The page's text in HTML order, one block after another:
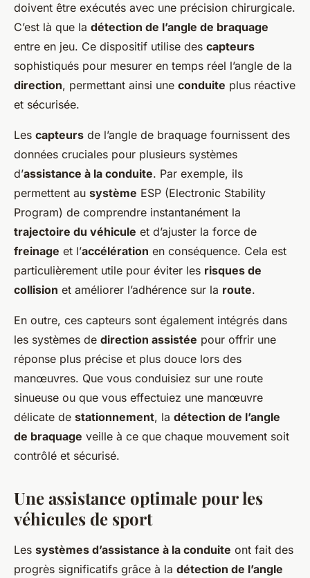
doivent être exécutés avec une précision chirurgicale.
C’est là que la détection de l’angle de braquage
entre en jeu. Ce dispositif utilise des capteurs
sophistiqués pour mesurer en temps réel l’angle de la
direction, permettant ainsi une conduite plus réactive
et sécurisée.
Les capteurs de l’angle de braquage fournissent des
données cruciales pour plusieurs systèmes
d’assistance à la conduite. Par exemple, ils
permettent au système ESP (Electronic Stability
Program) de comprendre instantanément la
trajectoire du véhicule et d’ajuster la force de
freinage et l’accélération en conséquence. Cela est
particulièrement utile pour éviter les risques de
collision et améliorer l’adhérence sur la route.
En outre, ces capteurs sont également intégrés dans
les systèmes de direction assistée pour offrir une
réponse plus précise et plus douce lors des
manœuvres. Que vous conduisiez sur une route
sinueuse ou que vous effectuiez une manœuvre
délicate de stationnement, la détection de l’angle
de braquage veille à ce que chaque mouvement soit
contrôlé et sécurisé.
Une assistance optimale pour les
véhicules de sport
Les systèmes d’assistance à la conduite ont fait des
progrès significatifs grâce à la détection de l’angle